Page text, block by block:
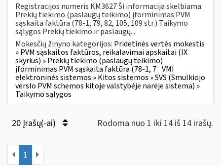
Registracijos numeris KM3627 Ši informacija skelbiama:
Prekių tiekimo (paslaugų teikimo) įforminimas PVM
sąskaita faktūra (78-1, 79, 82, 105, 109 str.) Taikymo
sąlygos Prekių tiekimo ir paslaugų...
Mokesčių žinyno kategorijos: Pridėtinės vertės mokestis
» PVM sąskaitos faktūros, reikalavimai apskaitai (IX
skyrius) » Prekių tiekimo (paslaugų teikimo)
įforminimas PVM sąskaita faktūra (78-1, 7 VMI
elektroninės sistemos » Kitos sistemos » SVS (Smulkiojo
verslo PVM schemos kitoje valstybėje narėje sistema) »
Taikymo sąlygos
20 Įrašų(-ai) Rodoma nuo 1 iki 14 iš 14 irašų.
1